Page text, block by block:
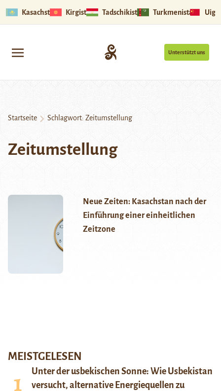
Kasachstan Kirgistan Tadschikistan Turkmenistan
Unterstützt uns
Startseite Schlagwort: Zeitumstellung
Zeitumstellung
Neue Zeiten: Kasachstan nach der
Einführung einer einheitlichen
Zeitzone
MEISTGELESEN
Unter der usbekischen Sonne: Wie Usbekistan
versucht, alternative Energiequellen zu